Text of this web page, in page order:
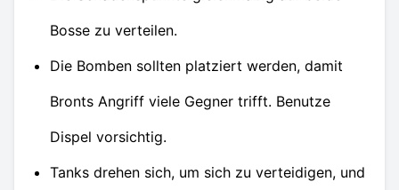
Bosse zu verteilen.
Die Bomben sollten platziert werden, damit
Bronts Angriff viele Gegner trifft. Benutze
Dispel vorsichtig.
Tanks drehen sich, um sich zu verteidigen, und